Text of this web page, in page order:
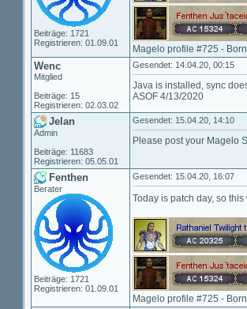
Beiträge: 1721
Registrieren: 01.09.01
Magelo profile #725 -
Wenc
Mitglied
Beiträge: 15
Registrieren: 02.03.02
Gesendet: 14.04.20, 00:15
Java is installed, sync
ASOF 4/13/2020
Jelan
Admin
Beiträge: 11683
Registrieren: 05.05.01
Gesendet: 15.04.20, 14:10
Please post your Magelo
Fenthen
Berater
Beiträge: 1721
Registrieren: 01.09.01
Gesendet: 15.04.20, 16:07
Today is patch day, so
Magelo profile #725 -